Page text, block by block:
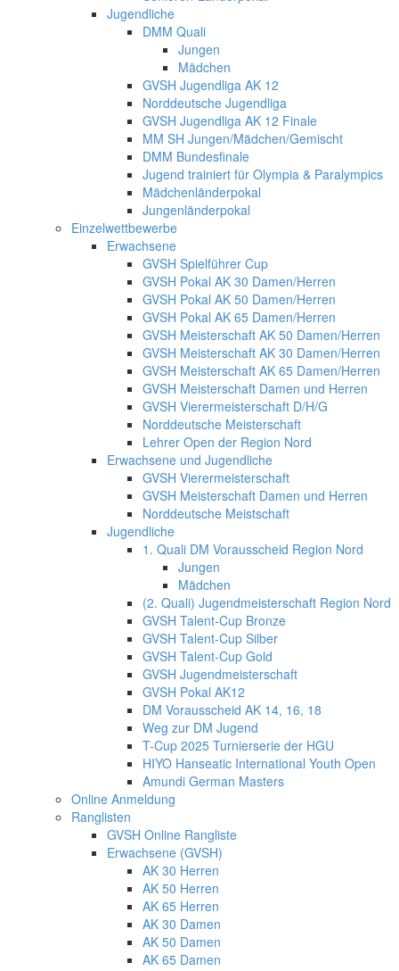
Jugendliche
DMM Quali
Jungen
Mädchen
GVSH Jugendliga AK 12
Norddeutsche Jugendliga
GVSH Jugendliga AK 12 Finale
MM SH Jungen/Mädchen/Gemischt
DMM Bundesfinale
Jugend trainiert für Olympia & Paralympics
Mädchenländerpokal
Jungenländerpokal
Einzelwettbewerbe
Erwachsene
GVSH Spielführer Cup
GVSH Pokal AK 30 Damen/Herren
GVSH Pokal AK 50 Damen/Herren
GVSH Pokal AK 65 Damen/Herren
GVSH Meisterschaft AK 50 Damen/Herren
GVSH Meisterschaft AK 30 Damen/Herren
GVSH Meisterschaft AK 65 Damen/Herren
GVSH Meisterschaft Damen und Herren
GVSH Vierermeisterschaft D/H/G
Norddeutsche Meisterschaft
Lehrer Open der Region Nord
Erwachsene und Jugendliche
GVSH Vierermeisterschaft
GVSH Meisterschaft Damen und Herren
Norddeutsche Meistschaft
Jugendliche
1. Quali DM Vorausscheid Region Nord
Jungen
Mädchen
(2. Quali) Jugendmeisterschaft Region Nord
GVSH Talent-Cup Bronze
GVSH Talent-Cup Silber
GVSH Talent-Cup Gold
GVSH Jugendmeisterschaft
GVSH Pokal AK12
DM Vorausscheid AK 14, 16, 18
Weg zur DM Jugend
T-Cup 2025 Turnierserie der HGU
HIYO Hanseatic International Youth Open
Amundi German Masters
Online Anmeldung
Ranglisten
GVSH Online Rangliste
Erwachsene (GVSH)
AK 30 Herren
AK 50 Herren
AK 65 Herren
AK 30 Damen
AK 50 Damen
AK 65 Damen